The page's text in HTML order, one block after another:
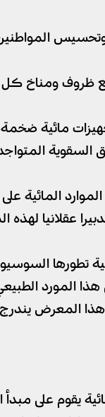
وتحسيس
مع ظروف ومناخ
مائية
السقوية
الموارد
عقلانيا لهذه
تطورها السوسيو
هذا المورد
هذا المعرض
يقوم على مبدأ